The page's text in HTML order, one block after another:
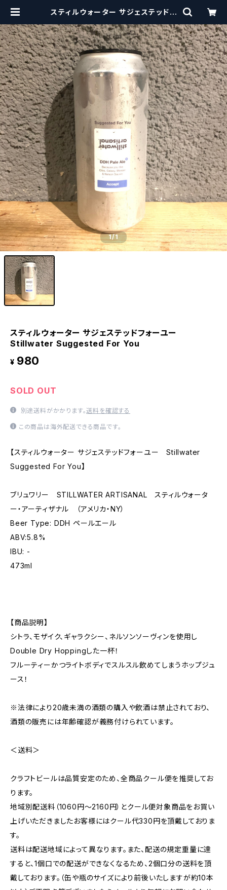
スティルウォーター サジェステッドフ
d For You | craftbeerscissors
1/1
スティルウォーター サジェステッドフォーユー
Stillwater Suggested For You
¥ 980
SOLD OUT
別途送料がかかります。送料を確認する
この商品は海外配送できる商品です。
【スティルウォーター サジェステッドフォーユー Stillwater
Suggested For You】
ブリュワリー STILLWATER ARTISANAL スティルウォータ
ー・アーティザナル （アメリカ・NY）
Beer Type: DDH ペールエール
ABV:5.8%
IBU: -
473ml
【商品説明】
シトラ、モザイク、ギャラクシー、ネルソンソーヴィンを使用し
Double Dry Hoppingした一杯！
フルーティーかつライトボディでスルスル飲めてしまうホップジュ
ース！
※法律により20歳未満の酒類の購入や飲酒は禁止されており、
酒類の販売には年齢確認が義務付けられています。
＜送料＞
クラフトビールは品質安定のため、全商品クール便を推奨してお
ります。
地域別配送料（1060円～2160円）とクール便対象商品をお買い
上げいただきましたお客様にはクール代330円を頂戴しておりま
す。
送料は配送地域によって異なります。また、配送の規定重量に達
すると、1個口での配送ができなくなるため、2個口分の送料を頂
戴しております。（缶や瓶のサイズにより前後いたしますが約10本